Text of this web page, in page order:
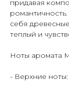
придавая
себя
теплый и
Ноты аромата
- Верхние